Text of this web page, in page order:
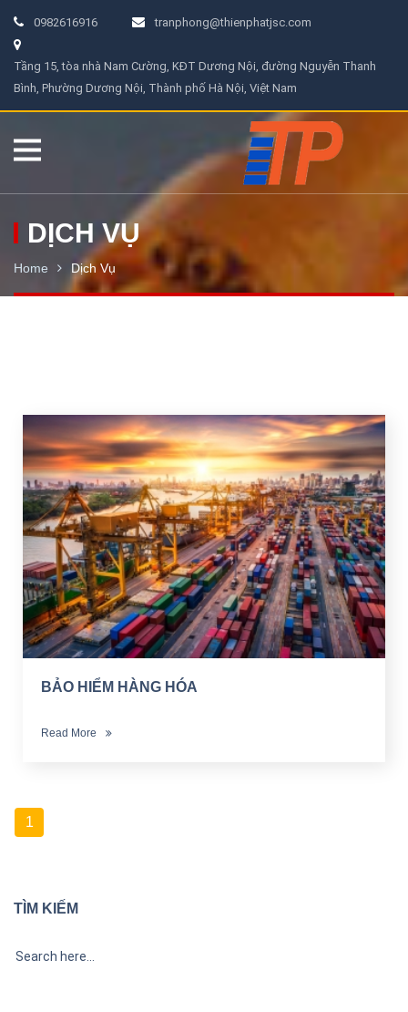
0982616916 tranphong@thienphatjsc.com
Tầng 15, tòa nhà Nam Cường, KĐT Dương Nội, đường Nguyễn Thanh
Bình, Phường Dương Nội, Thành phố Hà Nội, Việt Nam
DỊCH VỤ
Home Dịch Vụ
BẢO HIỂM HÀNG HÓA
Read More
1
TÌM KIẾM